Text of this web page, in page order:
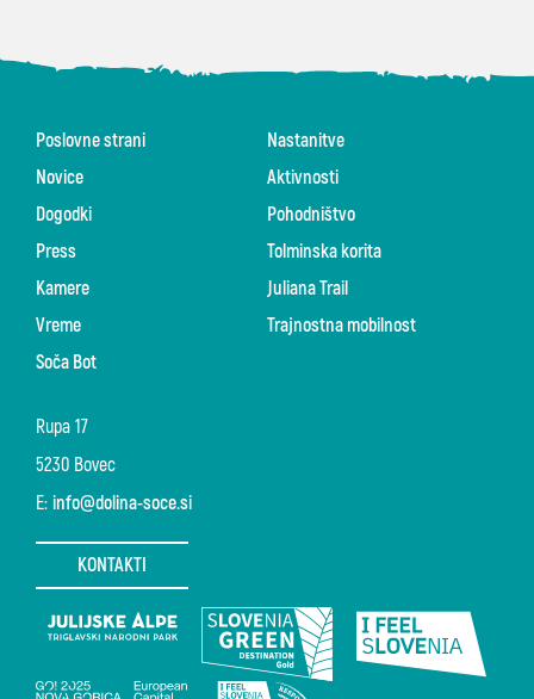
Rupa 17
5230 Bovec
E: info@dolina-soce.si
KONTAKTI
Poslovne strani
Novice
Dogodki
Press
Kamere
Vreme
Soča Bot
Nastanitve
Aktivnosti
Pohodništvo
Tolminska korita
Juliana Trail
Trajnostna mobilnost